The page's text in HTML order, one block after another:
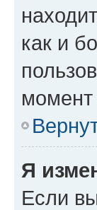
как и
момент
Я
Если